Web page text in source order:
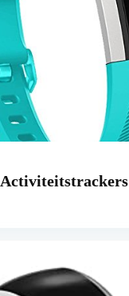
Activiteitstrackers